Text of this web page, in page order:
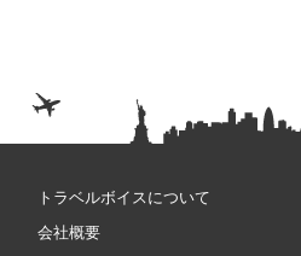
トラベルボイスについて
会社概要